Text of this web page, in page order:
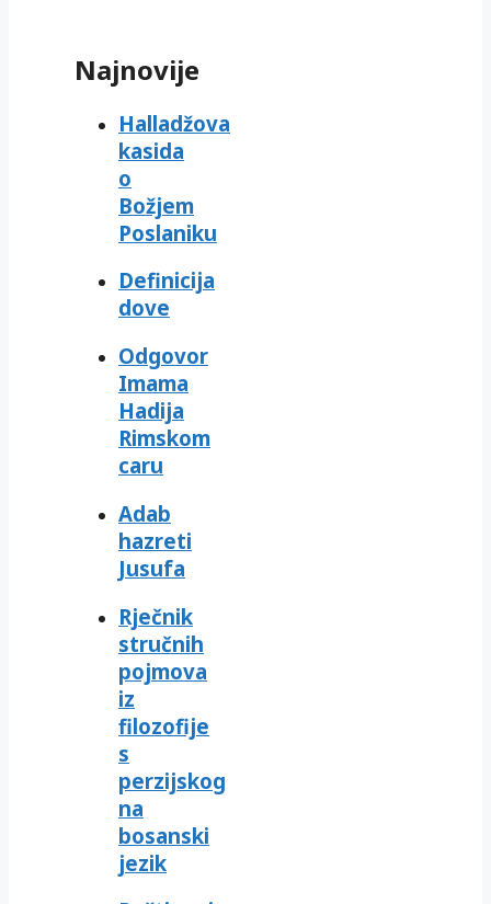
Najnovije
Halladžova
kasida
o
Božjem
Poslaniku
Definicija
dove
Odgovor
Imama
Hadija
Rimskom
caru
Adab
hazreti
Jusufa
Rječnik
stručnih
pojmova
iz
filozofije
s
perzijskog
na
bosanski
jezik